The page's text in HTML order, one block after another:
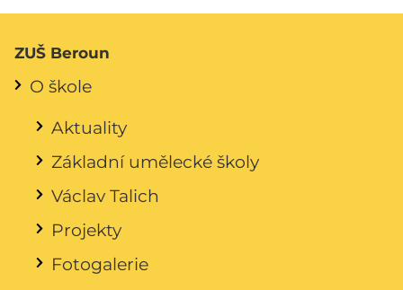
ZUŠ Beroun
O škole
Aktuality
Základní umělecké školy
Václav Talich
Projekty
Fotogalerie